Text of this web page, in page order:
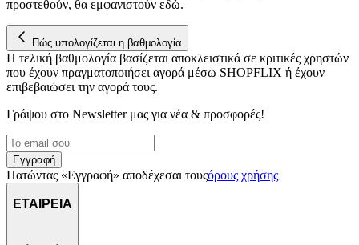
προστεθούν, θα εμφανιστούν εδώ.
Πώς υπολογίζεται η βαθμολογία
Η τελική βαθμολογία βασίζεται αποκλειστικά σε κριτικές χρηστών
που έχουν πραγματοποιήσει αγορά μέσω SHOPFLIX ή έχουν
επιβεβαιώσει την αγορά τους.
Γράψου στο Νewsletter μας για νέα & προσφορές!
Εγγραφή
Πατώντας «Εγγραφή» αποδέχεσαι τουςόρους χρήσης
ΕΤΑΙΡΕΙΑ